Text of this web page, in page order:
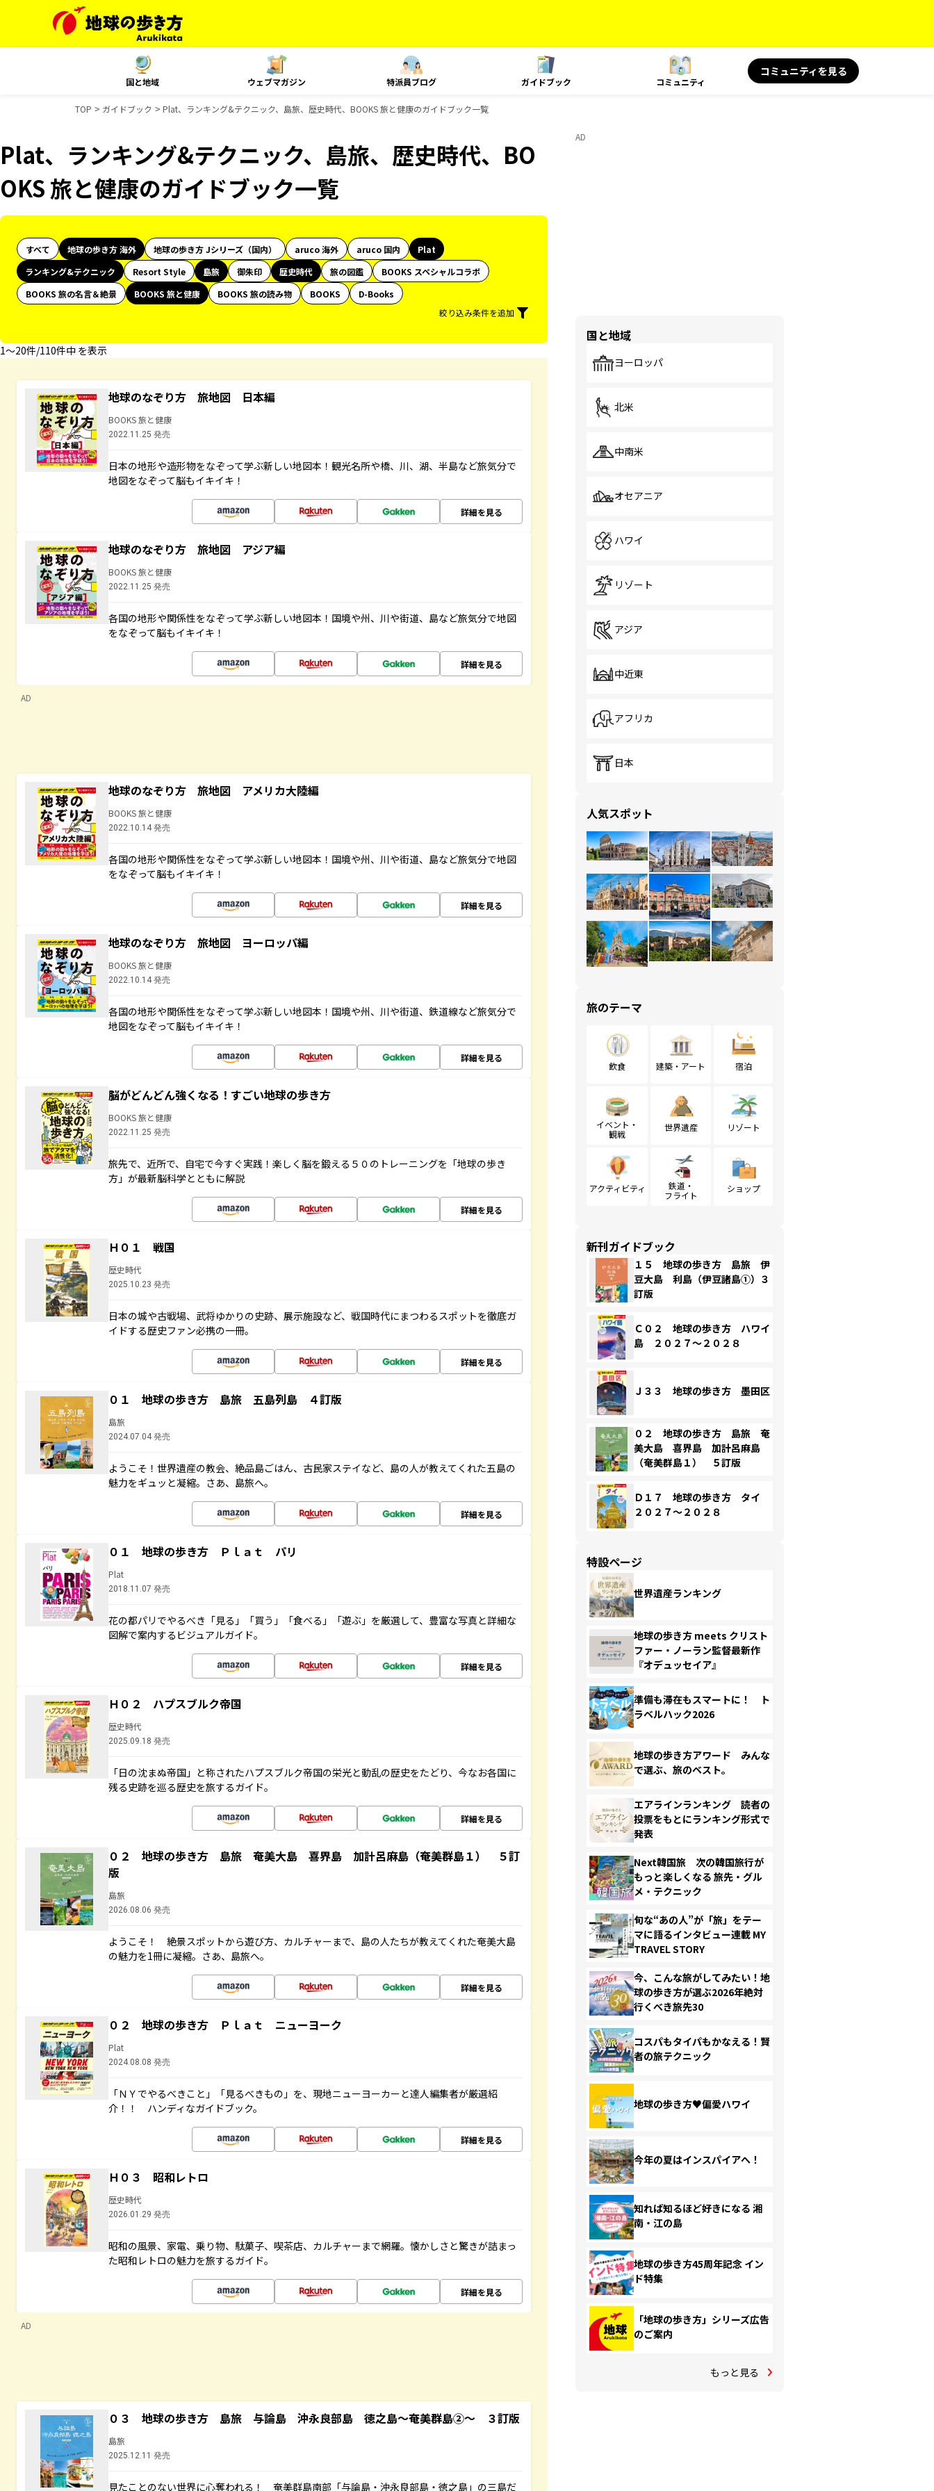
国と地域 ウェブマガジン 特派員ブログ ガイドブック コミュニティ
コミュニティを見る
TOP ガイドブック Plat、ランキング&テクニック、島旅、歴史時代、BOOKS 旅と健康のガイドブック一覧
Plat、ランキング&テクニック、島旅、歴史時代、BO
OKS 旅と健康のガイドブック一覧
すべて 地球の歩き方 海外 地球の歩き方 Jシリーズ（国内） aruco 海外 aruco 国内
Plat
ランキング&テクニック
Resort Style 島旅 御朱印 歴史時代 旅の図鑑
BOOKS スペシャルコラボ
BOOKS 旅の名言＆絶景
BOOKS 旅と健康 BOOKS 旅の読み物 BOOKS
D-Books
絞り込み条件を追加
1〜20件/110件中 を表示
地球のなぞり方 旅地図 日本編
BOOKS 旅と健康
2022.11.25 発売
日本の地形や造形物をなぞって学ぶ新しい地図本！観光名所や橋、川、湖、半島など旅気分で
地図をなぞって脳もイキイキ！
詳細を見る
地球のなぞり方 旅地図 アジア編
BOOKS 旅と健康
2022.11.25 発売
各国の地形や関係性をなぞって学ぶ新しい地図本！国境や州、川や街道、島など旅気分で地図
をなぞって脳もイキイキ！
詳細を見る
AD
地球のなぞり方 旅地図 アメリカ大陸編
BOOKS 旅と健康
2022.10.14 発売
各国の地形や関係性をなぞって学ぶ新しい地図本！国境や州、川や街道、島など旅気分で地図
をなぞって脳もイキイキ！
詳細を見る
地球のなぞり方 旅地図 ヨーロッパ編
BOOKS 旅と健康
2022.10.14 発売
各国の地形や関係性をなぞって学ぶ新しい地図本！国境や州、川や街道、鉄道線など旅気分で
地図をなぞって脳もイキイキ！
詳細を見る
脳がどんどん強くなる！すごい地球の歩き方
BOOKS 旅と健康
2022.11.25 発売
旅先で、近所で、自宅で今すぐ実践！楽しく脳を鍛える５０のトレーニングを「地球の歩き
方」が最新脳科学とともに解説
詳細を見る
Ｈ０１ 戦国
歴史時代
2025.10.23 発売
日本の城や古戦場、武将ゆかりの史跡、展示施設など、戦国時代にまつわるスポットを徹底ガ
イドする歴史ファン必携の一冊。
詳細を見る
０１ 地球の歩き方 島旅 五島列島 ４訂版
島旅
2024.07.04 発売
ようこそ！世界遺産の教会、絶品島ごはん、古民家ステイなど、島の人が教えてくれた五島の
魅力をギュッと凝縮。さあ、島旅へ。
詳細を見る
０１ 地球の歩き方 Ｐｌａｔ パリ
Plat
2018.11.07 発売
花の都パリでやるべき「見る」「買う」「食べる」「遊ぶ」を厳選して、豊富な写真と詳細な
図解で案内するビジュアルガイド。
詳細を見る
Ｈ０２ ハプスブルク帝国
歴史時代
2025.09.18 発売
「日の沈まぬ帝国」と称されたハプスブルク帝国の栄光と動乱の歴史をたどり、今なお各国に
残る史跡を巡る歴史を旅するガイド。
詳細を見る
０２ 地球の歩き方 島旅 奄美大島 喜界島 加計呂麻島（奄美群島１） ５訂
版
島旅
2026.08.06 発売
ようこそ！ 絶景スポットから遊び方、カルチャーまで、島の人たちが教えてくれた奄美大島
の魅力を1冊に凝縮。さあ、島旅へ。
詳細を見る
０２ 地球の歩き方 Ｐｌａｔ ニューヨーク
Plat
2024.08.08 発売
「ＮＹでやるべきこと」「見るべきもの」を、現地ニューヨーカーと達人編集者が厳選紹
介！！ ハンディなガイドブック。
詳細を見る
Ｈ０３ 昭和レトロ
歴史時代
2026.01.29 発売
昭和の風景、家電、乗り物、駄菓子、喫茶店、カルチャーまで網羅。懐かしさと驚きが詰まっ
た昭和レトロの魅力を旅するガイド。
詳細を見る
AD
０３ 地球の歩き方 島旅 与論島 沖永良部島 徳之島～奄美群島②～ ３訂版
島旅
2025.12.11 発売
見たことのない世界に心奪われる！ 奄美群島南部「与論島・沖永良部島・徳之島」の三島だ
AD
国と地域
ヨーロッパ
北米
中南米
オセアニア
ハワイ
リゾート
アジア
中近東
アフリカ
日本
人気スポット
旅のテーマ
飲食 建築・アート 宿泊
イベント・
観戦
世界遺産 リゾート
アクティビティ
鉄道・
フライト
ショップ
新刊ガイドブック
１５ 地球の歩き方 島旅 伊
豆大島 利島（伊豆諸島①）３
訂版
Ｃ０２ 地球の歩き方 ハワイ
島 ２０２７～２０２８
Ｊ３３ 地球の歩き方 墨田区
０２ 地球の歩き方 島旅 奄
美大島 喜界島 加計呂麻島
（奄美群島１） ５訂版
Ｄ１７ 地球の歩き方 タイ
２０２７～２０２８
特設ページ
世界遺産ランキング
地球の歩き方 meets クリスト
ファー・ノーラン監督最新作
『オデュッセイア』
準備も滞在もスマートに！ ト
ラベルハック2026
地球の歩き方アワード みんな
で選ぶ、旅のベスト。
エアラインランキング 読者の
投票をもとにランキング形式で
発表
Next韓国旅 次の韓国旅行が
もっと楽しくなる 旅先・グル
メ・テクニック
旬な“あの人”が「旅」をテー
マに語るインタビュー連載 MY
TRAVEL STORY
今、こんな旅がしてみたい！地
球の歩き方が選ぶ2026年絶対
行くべき旅先30
コスパもタイパもかなえる！賢
者の旅テクニック
地球の歩き方♥偏愛ハワイ
今年の夏はインスパイアへ！
知れば知るほど好きになる 湘
南・江の島
地球の歩き方45周年記念 イン
ド特集
「地球の歩き方」シリーズ広告
のご案内
もっと見る